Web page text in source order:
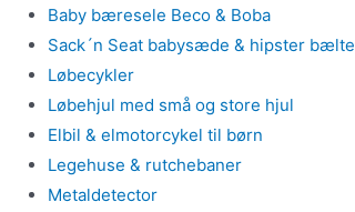
Baby bæresele Beco & Boba
Sack´n Seat babysæde & hipster bælte
Løbecykler
Løbehjul med små og store hjul
Elbil & elmotorcykel til børn
Legehuse & rutchebaner
Metaldetector